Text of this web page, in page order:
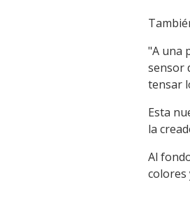
"A una
sensor
tensar
Esta
la
Al
colores